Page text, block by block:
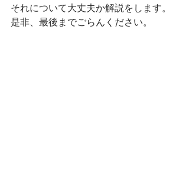
それについて大丈夫か解説をします。
是非、最後までごらんください。